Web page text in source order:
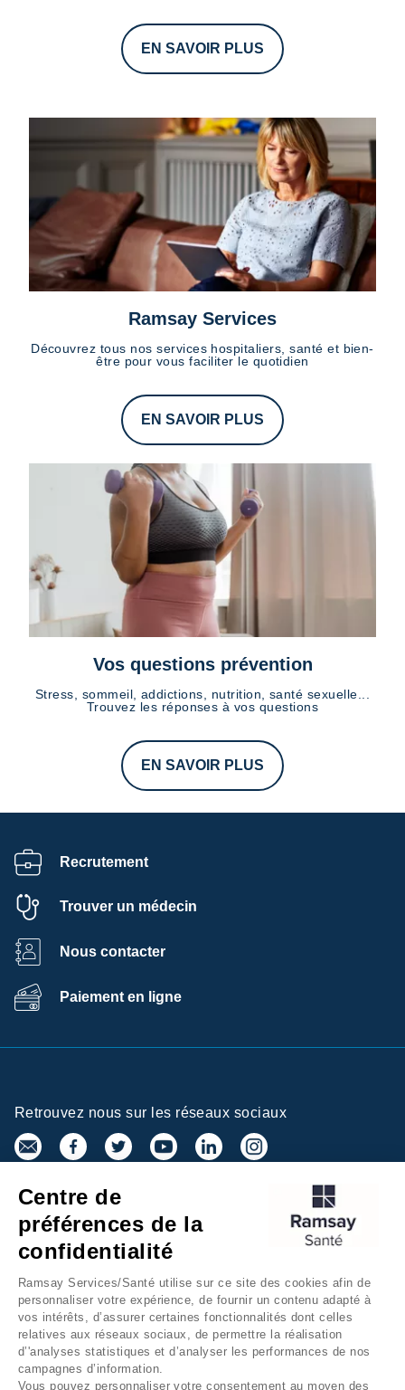
EN SAVOIR PLUS
Ramsay Services
Découvrez tous nos services hospitaliers, santé et bien-
être pour vous faciliter le quotidien
EN SAVOIR PLUS
Vos questions prévention
Stress, sommeil, addictions, nutrition, santé sexuelle...
Trouvez les réponses à vos questions
EN SAVOIR PLUS
Recrutement
Trouver un médecin
Nous contacter
Paiement en ligne
Retrouvez nous sur les réseaux sociaux
Inscrivez-vous à la newsletter
Groupe Ramsay Santé
Centre de
préférences de la
confidentialité
Ramsay Services/Santé utilise sur ce site des cookies afin de
personnaliser votre expérience, de fournir un contenu adapté à
vos intérêts, d’assurer certaines fonctionnalités dont celles
relatives aux réseaux sociaux, de permettre la réalisation
d’'analyses statistiques et d’analyser les performances de nos
campagnes d’information.
Vous pouvez personnaliser votre consentement au moyen des